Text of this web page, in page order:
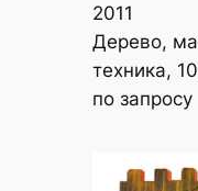
2011
Дерево,
техника,
по запросу